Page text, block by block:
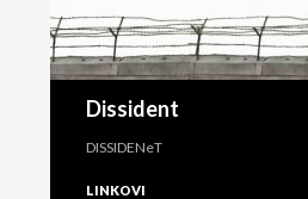
Dissident
DISSIDENeT
LINKOVI